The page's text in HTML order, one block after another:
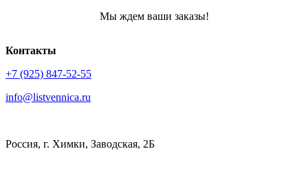
Мы ждем ваши заказы!
Контакты
+7 (925) 847-52-55
info@listvennica.ru
Россия, г. Химки, Заводская, 2Б